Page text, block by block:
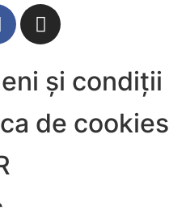
și condiții
de cookies